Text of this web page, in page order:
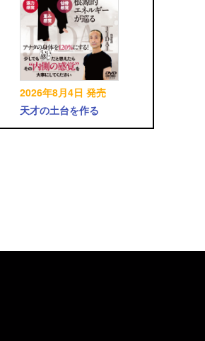
2026年8月4日 発売
天才の土台を作る